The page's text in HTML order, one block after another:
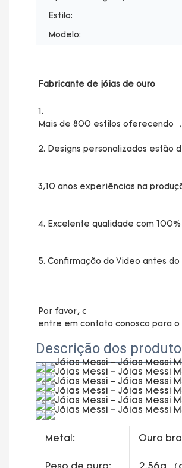
Estilo:
Modelo:
Descrição dos
Metal: Ouro